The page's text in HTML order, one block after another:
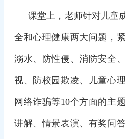
课堂上，老师针对儿童
全和心理健康两大问题，
溺水、防性侵、消防安全
视、防校园欺凌、儿童心
网络诈骗等10个方面的主
讲解、情景表演、有奖问